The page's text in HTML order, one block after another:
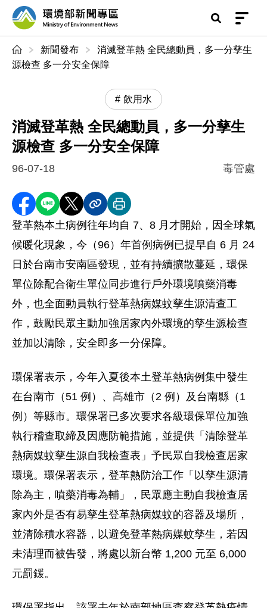
前往中央內容區塊
環境部新聞專區
新聞發布
消滅登革熱 全民總動員，多一分孳生
源檢查 多一分安全保障
飲用水
消滅登革熱 全民總動員，多一分孳生
源檢查 多一分安全保障
96-07-18 毒管處
分享至 Facebook
分享到 LINE
分享到 X分享內容連結
列印本頁
登革熱本土病例往年均自 7、8 月才開始，因全球氣
候暖化現象，今（96）年首例病例已提早自 6 月 24
日於台南市安南區發現，並有持續擴散蔓延，環保
單位除配合衛生單位同步進行戶外環境噴藥消毒
外，也全面動員執行登革熱病媒蚊孳生源清查工
作，鼓勵民眾主動加強居家內外環境的孳生源檢查
並加以清除，安全即多一分保障。
環保署表示，今年入夏後本土登革熱病例集中發生
在台南市（51 例）、高雄市（2 例）及台南縣（1
例）等縣市。環保署已多次要求各級環保單位加強
執行稽查取締及因應防範措施，並提供「清除登革
熱病媒蚊孳生源自我檢查表」予民眾自我檢查居家
環境。環保署表示，登革熱防治工作「以孳生源清
除為主，噴藥消毒為輔」，民眾應主動自我檢查居
家內外是否有易孳生登革熱病媒蚊的容器及場所，
並清除積水容器，以避免登革熱病媒蚊孳生，若因
未清理而被告發，將處以新台幣 1,200 元至 6,000
元罰鍰。